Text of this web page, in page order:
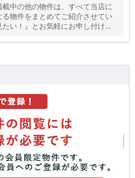
中の他の物件は、すべて当店に
物件をまとめてご紹介させてい
い！』とお気軽にお申し付けく